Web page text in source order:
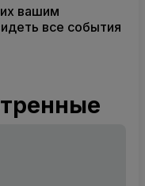
вашим
все события